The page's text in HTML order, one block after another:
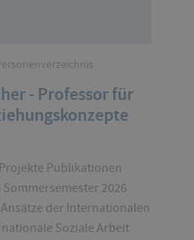
- Professor für
Publikationen
2026
der Internationalen
Soziale Arbeit